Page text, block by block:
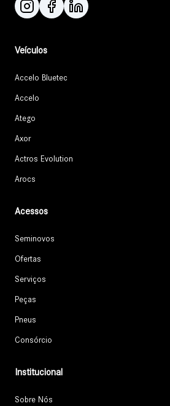
Veículos
Accelo Bluetec
Accelo
Atego
Axor
Actros Evolution
Arocs
Acessos
Seminovos
Ofertas
Serviços
Peças
Pneus
Consórcio
Institucional
Sobre Nós